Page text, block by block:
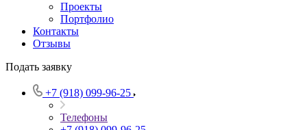
Проекты
Портфолио
Контакты
Отзывы
Подать заявку
+7 (918) 099-96-25
Телефоны